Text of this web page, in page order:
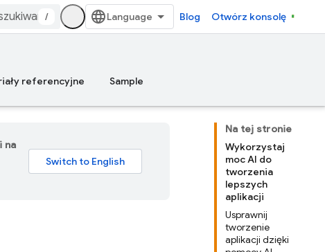
/ Blog Otwórz konsolę
referencyjne Sample
Na tej stronie
Wykorzystaj
moc AI do
tworzenia
lepszych
aplikacji
Usprawnij
tworzenie
aplikacji dzięki
na